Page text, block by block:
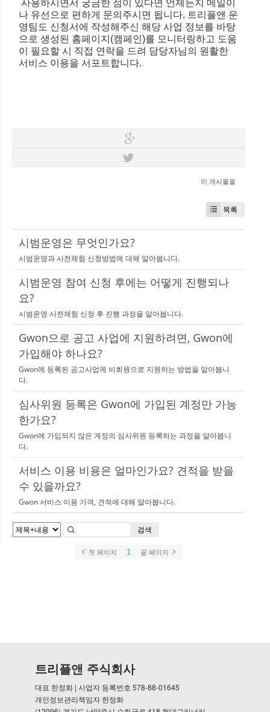
사용하시면서 궁금한 점이 있다면 언제든지 메일이
나 유선으로 편하게 문의주시면 됩니다. 트리플앤 운
영팀도 신청서에 작성해주신 해당 사업 정보를 바탕
으로 생성된 홈페이지(캠페인)를 모니터링하고 도움
이 필요할 시 직접 연락을 드려 담당자님의 원활한
서비스 이용을 서포트합니다.
이 게시물을
목록
시범운영은 무엇인가요?
시범운영과 사전체험 신청방법에 대해 알아봅니다.
시범운영 참여 신청 후에는 어떻게 진행되나
요?
시범운영 사전체험 신청 후 진행 과정을 알아봅니다.
Gwon으로 공고 사업에 지원하려면, Gwon에
가입해야 하나요?
Gwon에 등록된 공고사업에 비회원으로 지원하는 방법을 알아봅니
다.
심사위원 등록은 Gwon에 가입된 계정만 가능
한가요?
Gwon에 가입되지 않은 계정의 심사위원 등록하는 과정을 알아봅니
다.
서비스 이용 비용은 얼마인가요? 견적을 받을
수 있을까요?
Gwon 서비스 이용 가격, 견적에 대해 알아봅니다.
검색
첫 페이지 1 끝 페이지
트리플앤 주식회사
대표 한정화 | 사업자 등록번호 578-88-01645
개인정보관리책임자 한정화